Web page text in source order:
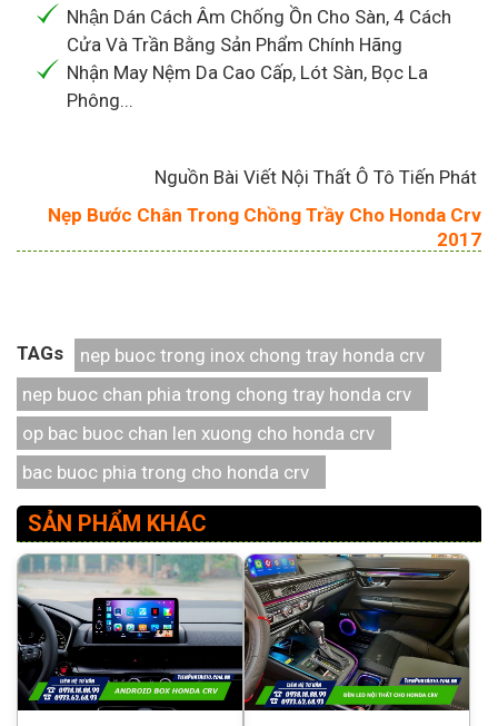
Nhận Dán Cách Âm Chống Ồn Cho Sàn, 4 Cách
Cửa Và Trần Bằng Sản Phẩm Chính Hãng
Nhận May Nệm Da Cao Cấp, Lót Sàn, Bọc La
Phông...
Nguồn Bài Viết Nội Thất Ô Tô Tiến Phát
Nẹp Bước Chân Trong Chồng Trầy Cho Honda Crv
2017
TAGs
nep buoc trong inox chong tray honda crv
nep buoc chan phia trong chong tray honda crv
op bac buoc chan len xuong cho honda crv
bac buoc phia trong cho honda crv
SẢN PHẨM KHÁC